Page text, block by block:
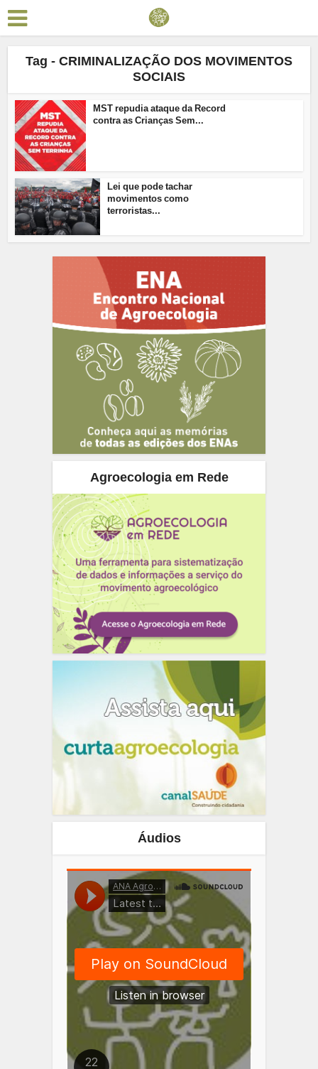
Tag - CRIMINALIZAÇÃO DOS MOVIMENTOS
SOCIAIS
MST repudia ataque da Record
contra as Crianças Sem...
Lei que pode tachar
movimentos como
terroristas...
Agroecologia em Rede
Áudios